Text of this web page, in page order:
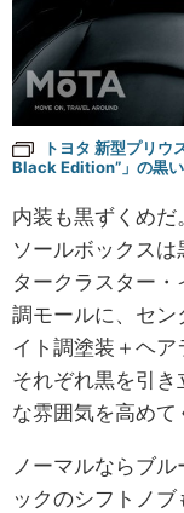
トヨタ 新型プリウ
Black Edition”」の黒
内装も黒ずくめ
ソールボックス
タークラスター
調モールに、セ
イト調塗装＋ヘア
それぞれ黒を引
な雰囲気を高めて
ノーマルならブ
ックのシフトノ